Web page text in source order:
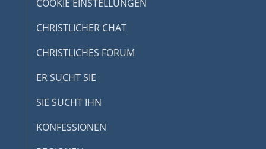
COOKIE EINSTELLUNGEN
CHRISTLICHER CHAT
CHRISTLICHES FORUM
ER SUCHT SIE
SIE SUCHT IHN
KONFESSIONEN